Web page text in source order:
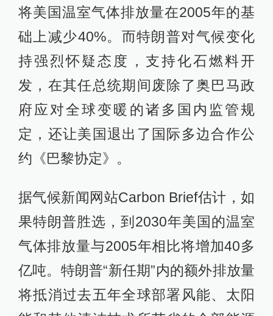
将美国温室气体排放量在2005年的基
础上减少40%。而特朗普对气候变化
持强烈怀疑态度，支持化石燃料开
发，在其任总统期间废除了奥巴马政
府应对全球变暖的诸多国内监管规
定，还让美国退出了国际多边合作公
约《巴黎协定》。
据气候新闻网站Carbon Brief估计，如
果特朗普胜选，到2030年美国的温室
气体排放量与2005年相比将增加40多
亿吨。特朗普“新任期”内的额外排放量
将抵消过去五年全球部署风能、太阳